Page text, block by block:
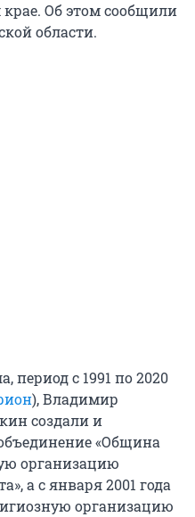
Об этом сообщили
области.
период с 1991 по 2020
), Владимир
создали и
«Община
организацию
а с января 2001 года
организацию